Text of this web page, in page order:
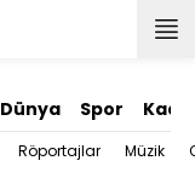
Dünya Spor
Röportajlar Müzik